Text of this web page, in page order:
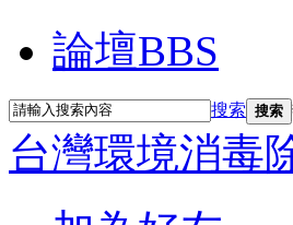
論壇BBS
搜索 搜索
台灣環境消毒